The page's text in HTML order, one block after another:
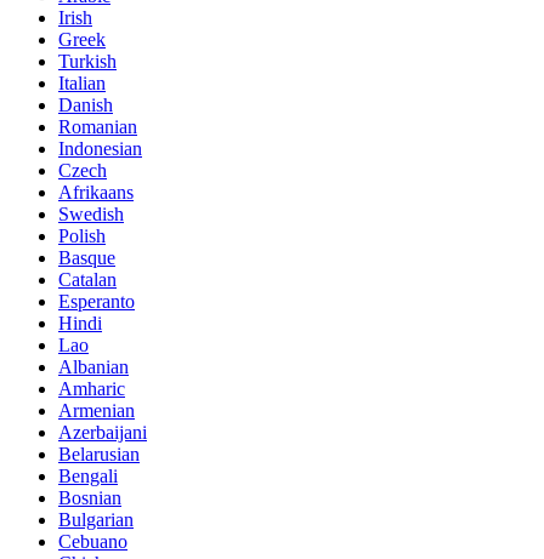
Irish
Greek
Turkish
Italian
Danish
Romanian
Indonesian
Czech
Afrikaans
Swedish
Polish
Basque
Catalan
Esperanto
Hindi
Lao
Albanian
Amharic
Armenian
Azerbaijani
Belarusian
Bengali
Bosnian
Bulgarian
Cebuano